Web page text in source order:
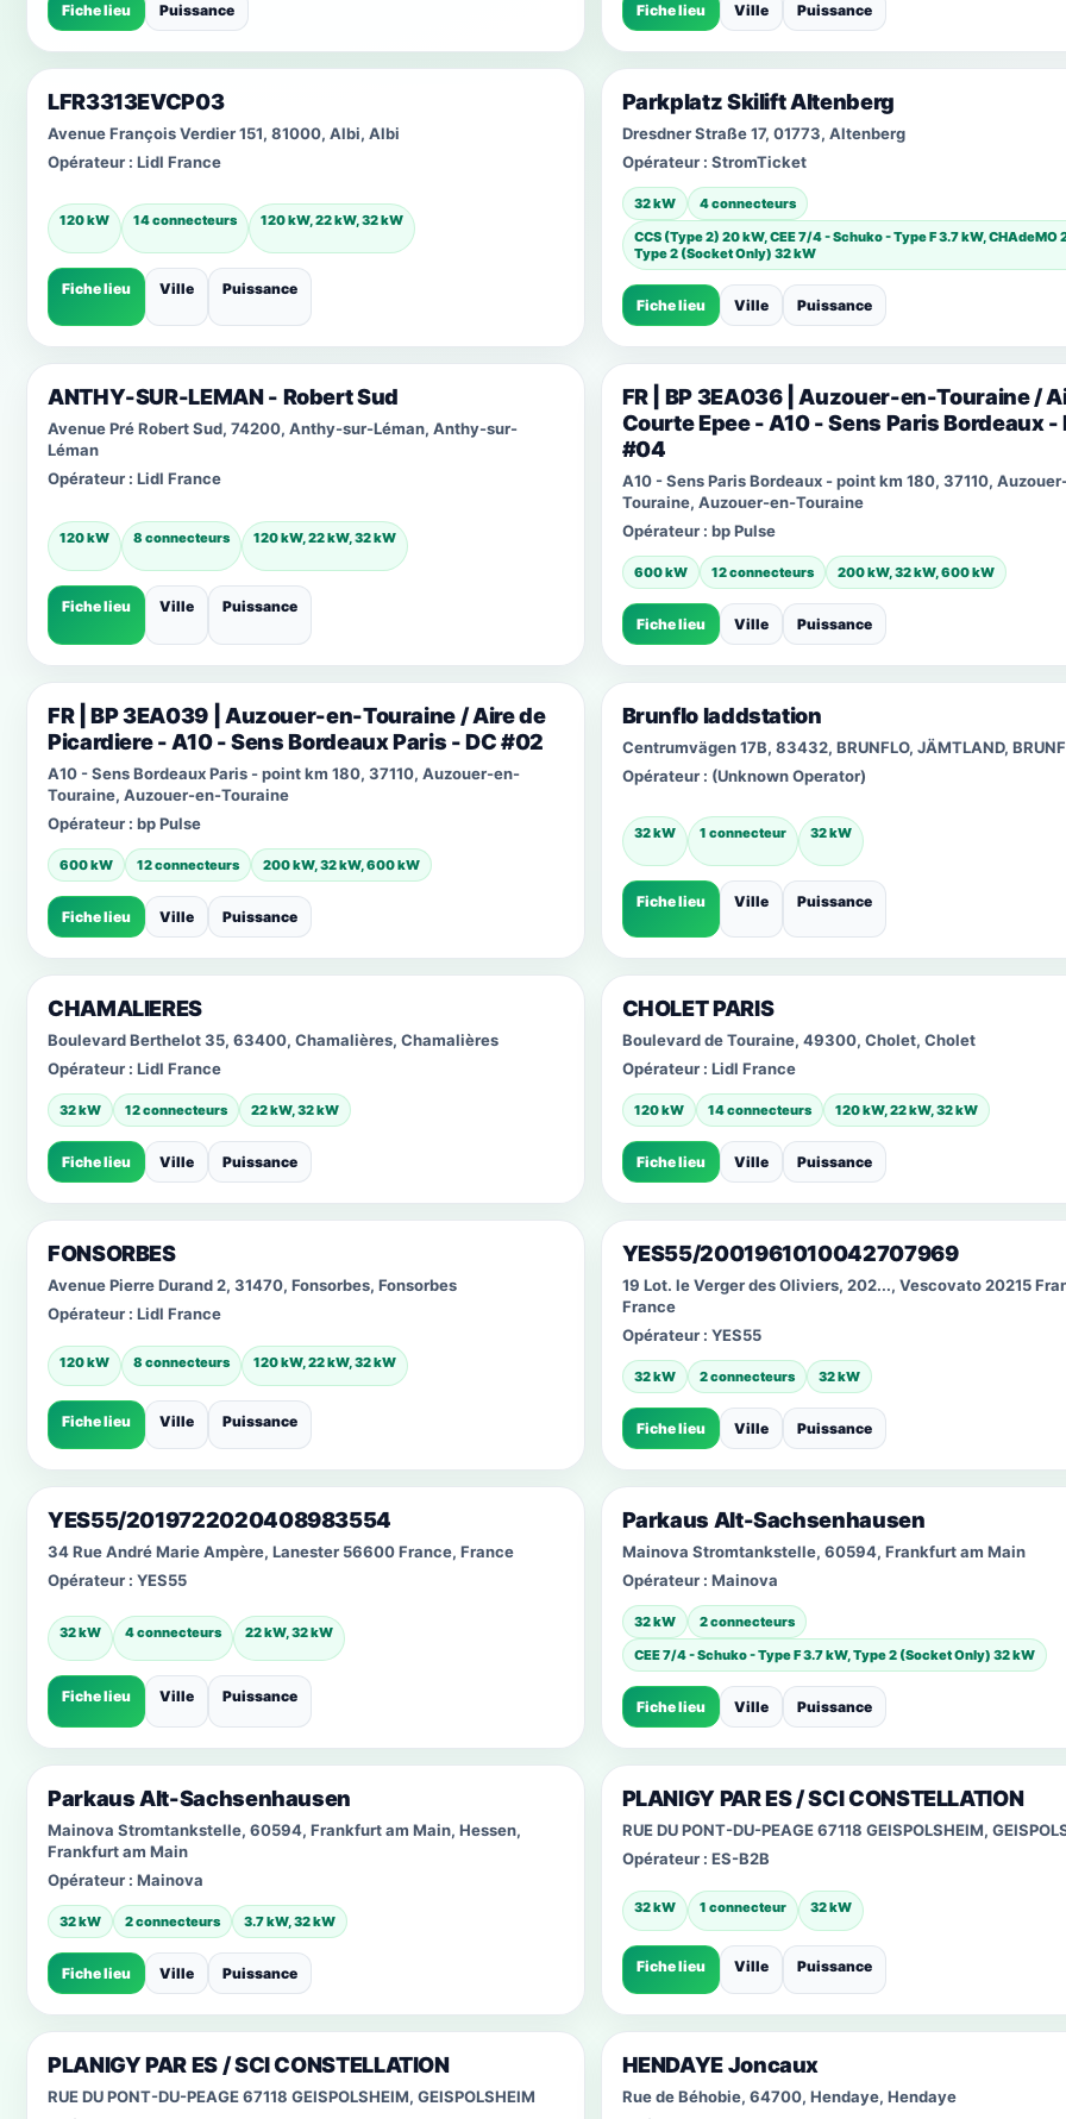
Fiche lieu Puissance Fiche lieu Ville Puissance
LFR3313EVCP03
Avenue François Verdier 151, 81000, Albi, Albi
Opérateur : Lidl France
120 kW 14 connecteurs 120 kW, 22 kW, 32 kW
Fiche lieu Ville Puissance
Parkplatz Skilift Altenberg
Dresdner Straße 17, 01773, Altenberg
Opérateur : StromTicket
32 kW
4 connecteurs
CCS (Type 2) 20 kW, CEE 7/4 - Schuko - Type F 3.7 kW, CHAdeMO
Type 2 (Socket Only) 32 kW
Fiche lieu Ville Puissance
ANTHY-SUR-LEMAN - Robert Sud
Avenue Pré Robert Sud, 74200, Anthy-sur-Léman, Anthy-sur-
Léman
Opérateur : Lidl France
120 kW 8 connecteurs 120 kW, 22 kW, 32 kW
Fiche lieu Ville Puissance
FR | BP 3EA036 | Auzouer-en-Touraine /
Courte Epee - A10 - Sens Paris Bordeaux -
#04
A10 - Sens Paris Bordeaux - point km 180, 37110,
Touraine, Auzouer-en-Touraine
Opérateur : bp Pulse
600 kW 12 connecteurs 200 kW, 32 kW, 600 kW
Fiche lieu Ville Puissance
FR | BP 3EA039 | Auzouer-en-Touraine / Aire de
Picardiere - A10 - Sens Bordeaux Paris - DC #02
A10 - Sens Bordeaux Paris - point km 180, 37110, Auzouer-en-
Touraine, Auzouer-en-Touraine
Opérateur : bp Pulse
600 kW 12 connecteurs 200 kW, 32 kW, 600 kW
Fiche lieu Ville Puissance
Brunflo laddstation
Centrumvägen 17B, 83432, BRUNFLO, JÄMTLAND,
Opérateur : (Unknown Operator)
32 kW 1 connecteur 32 kW
Fiche lieu Ville Puissance
CHAMALIERES
Boulevard Berthelot 35, 63400, Chamalières, Chamalières
Opérateur : Lidl France
32 kW 12 connecteurs 22 kW, 32 kW
Fiche lieu Ville Puissance
CHOLET PARIS
Boulevard de Touraine, 49300, Cholet, Cholet
Opérateur : Lidl France
120 kW 14 connecteurs 120 kW, 22 kW, 32 kW
Fiche lieu Ville Puissance
FONSORBES
Avenue Pierre Durand 2, 31470, Fonsorbes, Fonsorbes
Opérateur : Lidl France
120 kW 8 connecteurs 120 kW, 22 kW, 32 kW
Fiche lieu Ville Puissance
YES55/2001961010042707969
19 Lot. le Verger des Oliviers, 202..., Vescovato 20215
France
Opérateur : YES55
32 kW 2 connecteurs 32 kW
Fiche lieu Ville Puissance
YES55/2019722020408983554
34 Rue André Marie Ampère, Lanester 56600 France, France
Opérateur : YES55
32 kW 4 connecteurs 22 kW, 32 kW
Fiche lieu Ville Puissance
Parkaus Alt-Sachsenhausen
Mainova Stromtankstelle, 60594, Frankfurt am Main
Opérateur : Mainova
32 kW
2 connecteurs
CEE 7/4 - Schuko - Type F 3.7 kW, Type 2 (Socket Only) 32 kW
Fiche lieu Ville Puissance
Parkaus Alt-Sachsenhausen
Mainova Stromtankstelle, 60594, Frankfurt am Main, Hessen,
Frankfurt am Main
Opérateur : Mainova
32 kW 2 connecteurs 3.7 kW, 32 kW
Fiche lieu Ville Puissance
PLANIGY PAR ES / SCI CONSTELLATION
RUE DU PONT-DU-PEAGE 67118 GEISPOLSHEIM,
Opérateur : ES-B2B
32 kW 1 connecteur 32 kW
Fiche lieu Ville Puissance
PLANIGY PAR ES / SCI CONSTELLATION
RUE DU PONT-DU-PEAGE 67118 GEISPOLSHEIM, GEISPOLSHEIM
HENDAYE Joncaux
Rue de Béhobie, 64700, Hendaye, Hendaye